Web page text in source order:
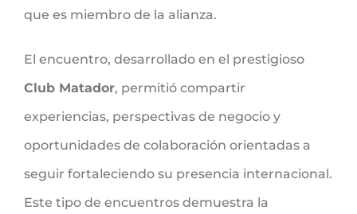
que es miembro de la alianza.
El encuentro, desarrollado en el prestigioso
Club Matador, permitió compartir
experiencias, perspectivas de negocio y
oportunidades de colaboración orientadas a
seguir fortaleciendo su presencia internacional.
Este tipo de encuentros demuestra la